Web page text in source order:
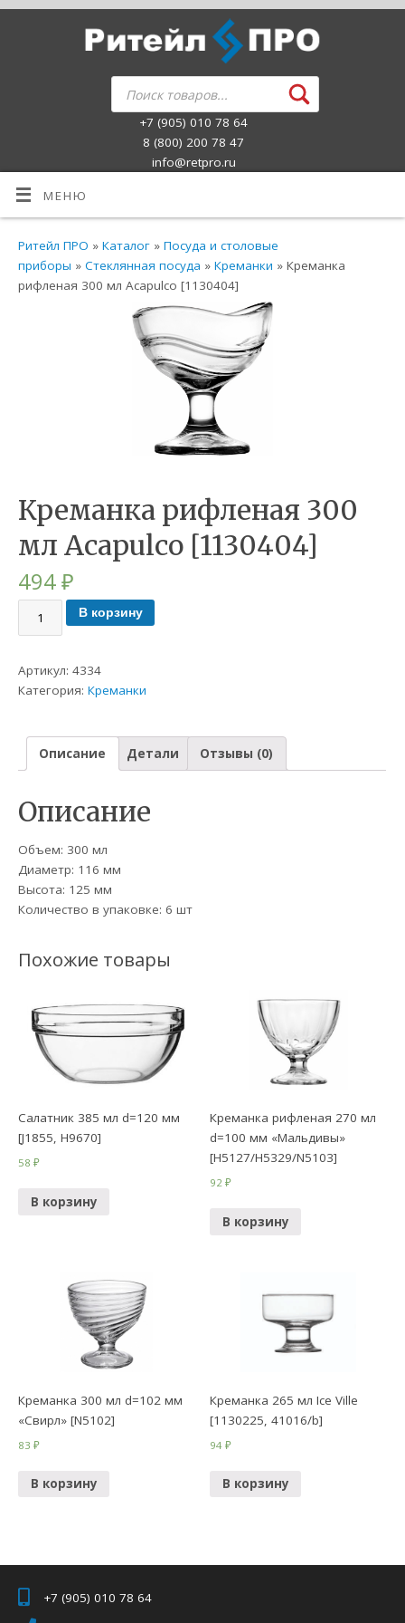
+7 (905) 010 78 64
8 (800) 200 78 47
info@retpro.ru
МЕНЮ
Ритейл ПРО »Каталог »Посуда и столовые
приборы »Стеклянная посуда »Креманки » Креманка
рифленая 300 мл Acapulco [1130404]
Креманка рифленая 300
мл Acapulco [1130404]
494₽
В корзину
Артикул:4334
Категория:Креманки
Описание Детали Отзывы (0)
Описание
Объем: 300 мл
Диаметр: 116 мм
Высота: 125 мм
Количество в упаковке: 6 шт
Похожие товары
Салатник 385 мл d=120 мм
[J1855, H9670]
58₽
В корзину
Креманка рифленая 270 мл
d=100 мм «Мальдивы»
[H5127/H5329/N5103]
92₽
В корзину
Креманка 300 мл d=102 мм
«Свирл» [N5102]
83₽
В корзину
Креманка 265 мл Ice Ville
[1130225, 41016/b]
94₽
В корзину
+7 (905) 010 78 64